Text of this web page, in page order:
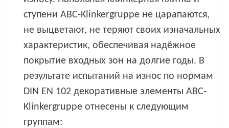
ступени ABC-Klinkergruppe не царапаются,
не выцветают, не теряют своих изначальных
характеристик, обеспечивая надёжное
покрытие входных зон на долгие годы. В
результате испытаний на износ по нормам
DIN EN 102 декоративные элементы ABC-
Klinkergruppe отнесены к следующим
группам: